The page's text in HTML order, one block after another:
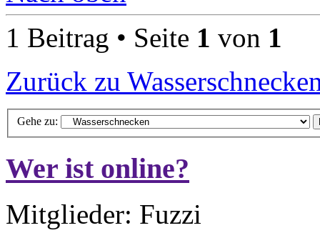
1 Beitrag • Seite 1 von 1
Zurück zu
Gehe zu:
Wer ist online?
Mitglieder: Fuzzi